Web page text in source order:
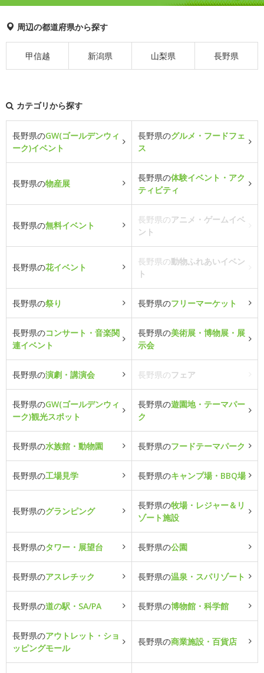
周辺の都道府県から探す
甲信越 新潟県 山梨県 長野県
カテゴリから探す
長野県のGW(ゴールデンウィ
ーク)イベント
長野県のグルメ・フードフェ
ス
長野県の物産展
長野県の体験イベント・アク
ティビティ
長野県の無料イベント
長野県のアニメ・ゲームイベ
ント
長野県の花イベント
長野県の動物ふれあいイベン
ト
長野県の祭り 長野県のフリーマーケット
長野県のコンサート・音楽関
連イベント
長野県の美術展・博物展・展
示会
長野県の演劇・講演会 長野県のフェア
長野県のGW(ゴールデンウィ
ーク)観光スポット
長野県の遊園地・テーマパー
ク
長野県の水族館・動物園 長野県のフードテーマパーク
長野県の工場見学 長野県のキャンプ場・BBQ場
長野県のグランピング
長野県の牧場・レジャー＆リ
ゾート施設
長野県のタワー・展望台 長野県の公園
長野県のアスレチック 長野県の温泉・スパリゾート
長野県の道の駅・SA/PA 長野県の博物館・科学館
長野県のアウトレット・ショ
ッピングモール
長野県の商業施設・百貨店